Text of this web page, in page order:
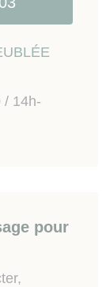
/ 14h-
pour